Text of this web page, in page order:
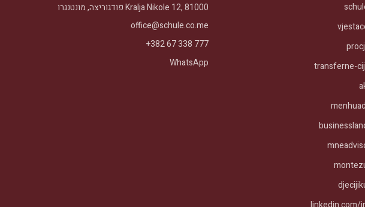
transferne-
Kralja Nikole 12, 81000 פודגוריצה, מונטנגרו
office@schule.co.me
+382 67 338 777
WhatsApp